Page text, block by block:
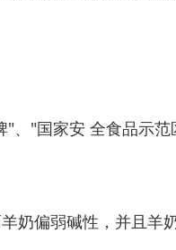
"、"国家安 全食品示范
奶偏弱碱性，并且羊